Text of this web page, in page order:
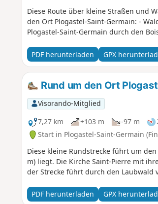
Diese Route über kleine Straßen und
den Ort Plogastel-Saint-Germain: -
Plogastel-Saint-Germain durch den
PDF herunterladen GPX
Rund um den Ort
Visorando-Mitglied
7,27 km
+103 m -97 m
Start in Plogastel-Saint-Germain
Diese kleine Rundstrecke führt um
m) liegt. Die Kirche Saint-Pierre mit
der Strecke führt durch den Laubwald
PDF herunterladen GPX